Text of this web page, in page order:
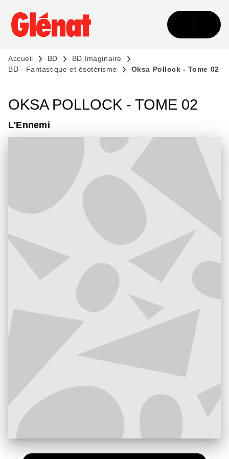
MENU RECHERCHE CONTENU
PIED DE PAGE
Accueil BD
BD Imaginaire
BD - Fantastique et ésotérisme
Oksa Pollock - Tome 02
OKSA POLLOCK - TOME 02
L'Ennemi